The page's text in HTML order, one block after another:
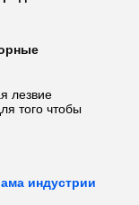
лезвие
того чтобы
индустрии